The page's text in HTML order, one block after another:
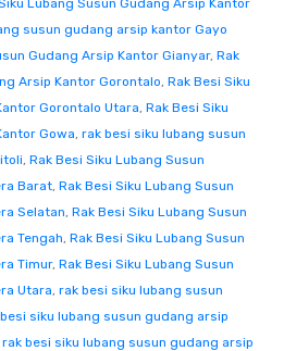
Lubang Susun Gudang Arsip Kantor
susun gudang arsip kantor Gayo
Gudang Arsip Kantor Gianyar, Rak
Arsip Kantor Gorontalo, Rak Besi Siku
Gorontalo Utara, Rak Besi Siku
Gowa, rak besi siku lubang susun
, Rak Besi Siku Lubang Susun
Barat, Rak Besi Siku Lubang Susun
Selatan, Rak Besi Siku Lubang Susun
Tengah, Rak Besi Siku Lubang Susun
Timur, Rak Besi Siku Lubang Susun
Utara, rak besi siku lubang susun
siku lubang susun gudang arsip
rak besi siku lubang susun gudang arsip